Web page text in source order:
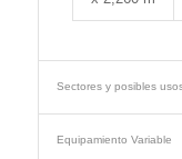
Sectores y posibles
Equipamiento Variable